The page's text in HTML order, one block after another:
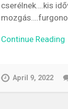
cserélnek….kis
Continue
April 9, 2022